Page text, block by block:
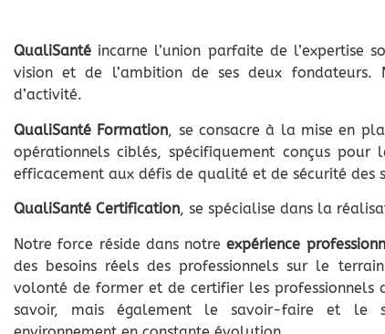
QualiSanté incarne l’union parfaite de l’expertise
vision et de l’ambition de ses deux fondateurs.
d’activité.
QualiSanté Formation, se consacre à la mise en
opérationnels ciblés, spécifiquement conçus pour
efficacement aux défis de qualité et de sécurité des
QualiSanté Certification, se spécialise dans la
Notre force réside dans notreexpérience
des besoins réels des professionnels sur le
volonté de former et de certifier les
savoir, mais également le savoir-faire et le